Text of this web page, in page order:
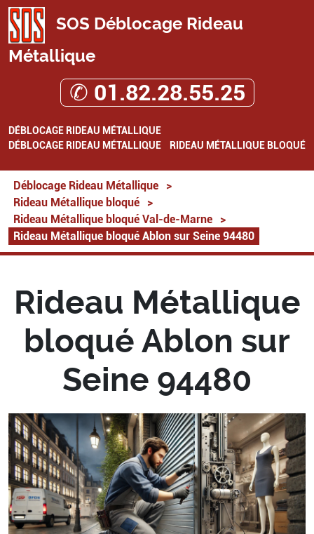
SOS Déblocage Rideau
Métallique
✆ 01.82.28.55.25
DÉBLOCAGE RIDEAU MÉTALLIQUE
DÉBLOCAGE RIDEAU MÉTALLIQUE
RIDEAU MÉTALLIQUE BLOQUÉ
Déblocage Rideau Métallique
>
Rideau Métallique bloqué
>
Rideau Métallique bloqué Val-de-Marne
>
Rideau Métallique bloqué Ablon sur Seine 94480
Rideau Métallique
bloqué Ablon sur
Seine 94480